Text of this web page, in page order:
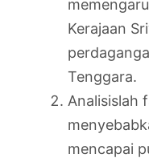
Kerajaan
Tenggara.
Analisislah
mencapai